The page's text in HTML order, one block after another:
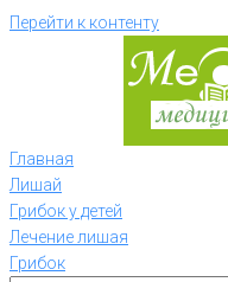
Перейти к контенту
Главная
Лишай
Грибок у детей
Лечение лишая
Грибок